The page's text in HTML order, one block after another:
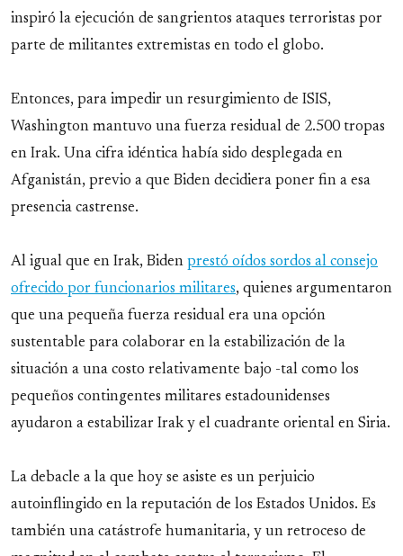
inspiró la ejecución de sangrientos ataques terroristas por
parte de militantes extremistas en todo el globo.
Entonces, para impedir un resurgimiento de ISIS,
Washington mantuvo una fuerza residual de 2.500 tropas
en Irak. Una cifra idéntica había sido desplegada en
Afganistán, previo a que Biden decidiera poner fin a esa
presencia castrense.
Al igual que en Irak, Biden prestó oídos sordos al consejo
ofrecido por funcionarios militares, quienes argumentaron
que una pequeña fuerza residual era una opción
sustentable para colaborar en la estabilización de la
situación a una costo relativamente bajo -tal como los
pequeños contingentes militares estadounidenses
ayudaron a estabilizar Irak y el cuadrante oriental en Siria.
La debacle a la que hoy se asiste es un perjuicio
autoinflingido en la reputación de los Estados Unidos. Es
también una catástrofe humanitaria, y un retroceso de